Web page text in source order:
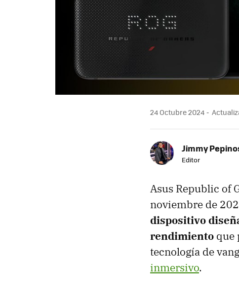
24 Octubre 2024
Jimmy
Editor
Asus Republic of
noviembre de
dispositivo
rendimiento que
tecnología de
inmersivo.